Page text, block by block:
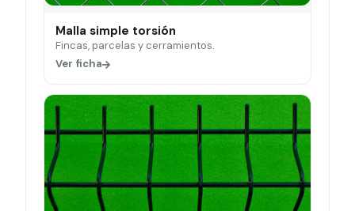
Malla simple torsión
Fincas, parcelas y cerramientos.
Ver ficha